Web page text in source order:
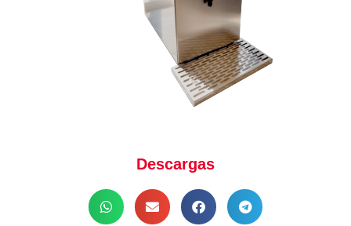
Descargas